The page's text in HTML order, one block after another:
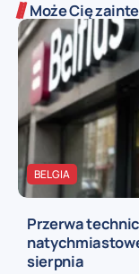
Może Cię
BELGIA
Przerwa
sierpnia